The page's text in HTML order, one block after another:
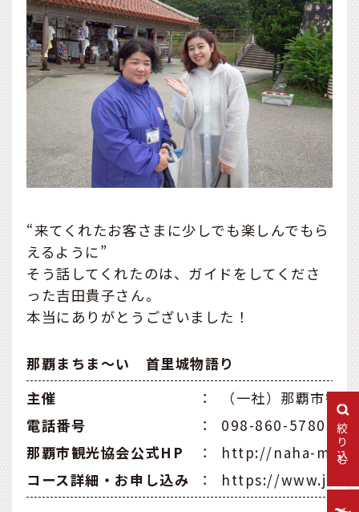
絞り込む
“来てくれたお客さまに少しでも楽しんでもら
えるように”
そう話してくれたのは、ガイドをしてくださ
った吉田貴子さん。
本当にありがとうございました！
那覇まちま～い 首里城物語り
主催
：
（一社）那覇市観
電話番号
：
098-860-5780
那覇市観光協会公式HP
：
http://naha-
コース詳細・お申し込み
： https://